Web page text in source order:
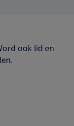
ook lid en